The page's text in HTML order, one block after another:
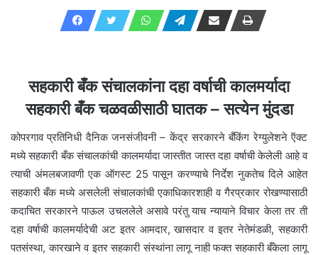
सहकारी बँक संचालकांना दहा वर्षाची कालमर्यादा
सहकारी बँक चळवळीसाठी घातक – सत्येन मुंदडा
कोपरगाव प्रतिनिधी दैनिक जनसंजीवनी – केंद्र सरकारने बँकिंग रेग्युलेशने ऍक्ट
मध्ये सहकारी बँक संचालकांची कालमर्यादा जास्तीत जास्त दहा वर्षाची केलेली आहे व
त्याची अंमलबजावणी एक ऑगस्ट 25 पासून करण्याचे निर्देश नुकतेच दिले आहेत
सहकारी बँक मध्ये असलेली संचालकांची एकाधिकारशाही व गैरप्रकार रोखण्यासाठी
कदाचित सरकारने पाऊल उचललेले असावे परंतु याच न्यायाने विचार केला तर ती
दहा वर्षाची कालमर्यादेची अट इतर आमदार, खासदार व इतर नेतेमंडळी, सहकारी
पतसंस्था, कारखाने व इतर सहकारी संस्थांना लागू नाही फक्त सहकारी बँकेला लागू